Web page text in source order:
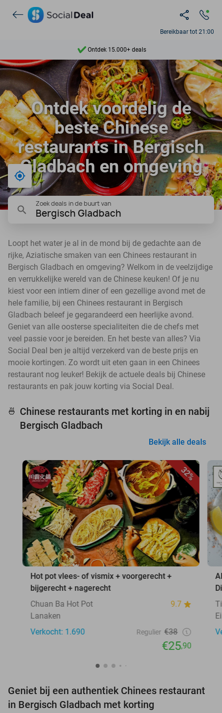
Bereikbaar tot 21:00
Ontdek 15.000+ deals
7 dagen per week beschikbaar
10+ miljoen leden
9,4
Ontdek 15.000+ deals
Ontdek voordelig de
beste Chinese
restaurants in Bergisch
Gladbach en omgeving
Bij mij in de buurt
Zoek deals in de buurt van
Bergisch Gladbach
Loopt het water je al in de mond bij de gedachte aan de
rijke, Aziatische smaken van een Chinees restaurant in
Bergisch Gladbach en omgeving? Welkom in de veelzijdige
en verrukkelijke wereld van de Chinese keuken! Of je nu
kiest voor een intiem diner of een gezellige avond met de
hele familie, bij een Chinees restaurant in Bergisch
Gladbach beleef je gegarandeerd een heerlijke avond.
Geniet van alle oosterse specialiteiten die de chefs met
veel passie voor je bereiden. En het beste van alles? Via
Social Deal ben je altijd verzekerd van de beste prijs en
mooie kortingen. Zo wordt uit eten gaan in een Chinees
restaurant nog leuker! Bekijk de actuele deals bij Chinese
restaurants en pak jouw korting via Social Deal.
🍜
Chinese restaurants met korting in en nabij
Bergisch Gladbach
Bekijk alle deals
32%
Hot pot vlees- of vismix + voorgerecht +
bijgerecht + nagerecht
Chuan Ba Hot Pot
9.7
Lanaken
Verkocht: 1.690
Regulier €38
€25,90
Geniet bij een authentiek Chinees restaurant
in Bergisch Gladbach met korting